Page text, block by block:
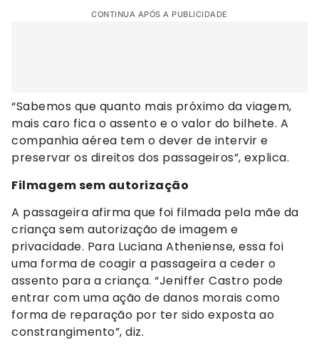
CONTINUA APÓS A PUBLICIDADE
“Sabemos que quanto mais próximo da viagem,
mais caro fica o assento e o valor do bilhete. A
companhia aérea tem o dever de intervir e
preservar os direitos dos passageiros”, explica.
Filmagem sem autorização
A passageira afirma que foi filmada pela mãe da
criança sem autorização de imagem e
privacidade. Para Luciana Atheniense, essa foi
uma forma de coagir a passageira a ceder o
assento para a criança. “Jeniffer Castro pode
entrar com uma ação de danos morais como
forma de reparação por ter sido exposta ao
constrangimento”, diz.